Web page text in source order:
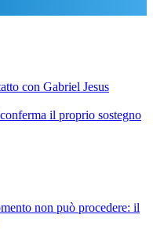
con Gabriel Jesus
il proprio sostegno
non può procedere: il